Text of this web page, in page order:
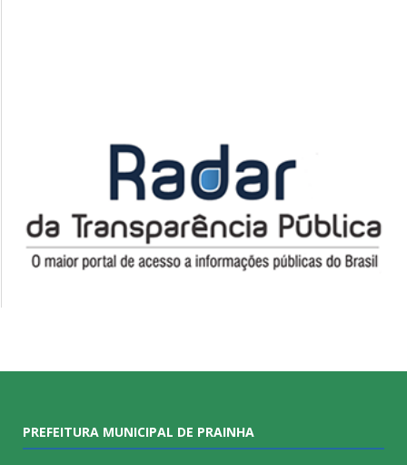
PREFEITURA MUNICIPAL DE PRAINHA